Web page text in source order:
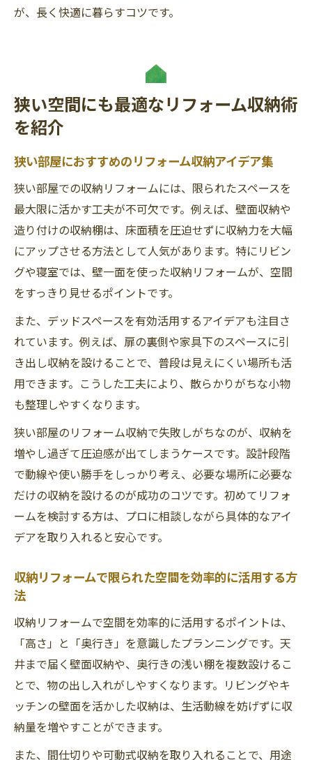
が、長く快適に暮らすコツです。
狭い空間にも最適なリフォーム収納術
を紹介
狭い部屋におすすめのリフォーム収納アイデア集
狭い部屋での収納リフォームには、限られたスペースを
最大限に活かす工夫が不可欠です。例えば、壁面収納や
造り付けの収納棚は、床面積を圧迫せずに収納力を大幅
にアップさせる方法として人気があります。特にリビン
グや寝室では、壁一面を使った収納リフォームが、空間
をすっきり見せるポイントです。
また、デッドスペースを有効活用するアイデアも注目さ
れています。例えば、扉の裏側や家具下のスペースに引
き出し収納を設けることで、普段は見えにくい場所も活
用できます。こうした工夫により、散らかりがちな小物
も整理しやすくなります。
狭い部屋のリフォーム収納で失敗しがちなのが、収納を
増やし過ぎて圧迫感が出てしまうケースです。設計段階
で動線や使い勝手をしっかり考え、必要な場所に必要な
だけの収納を設けるのが成功のコツです。初めてリフォ
ームを検討する方は、プロに相談しながら具体的なアイ
デアを取り入れると安心です。
収納リフォームで限られた空間を効率的に活用する方
法
収納リフォームで空間を効率的に活用するポイントは、
「高さ」と「奥行き」を意識したプランニングです。天
井まで届く壁面収納や、奥行きの浅い棚を複数設けるこ
とで、物の出し入れがしやすくなります。リビングやキ
ッチンの壁面を活かした収納は、生活動線を妨げずに収
納量を増やすことができます。
また、間仕切りや可動式収納を取り入れることで、用途